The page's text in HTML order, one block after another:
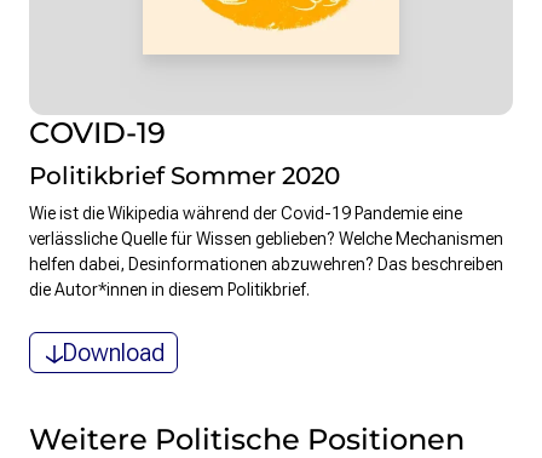
COVID-19
Politikbrief Sommer 2020
Wie ist die Wikipedia während der Covid-19 Pandemie eine
verlässliche Quelle für Wissen geblieben? Welche Mechanismen
helfen dabei, Desinformationen abzuwehren? Das beschreiben
die Autor*innen in diesem Politikbrief.
Download
Weitere Politische Positionen